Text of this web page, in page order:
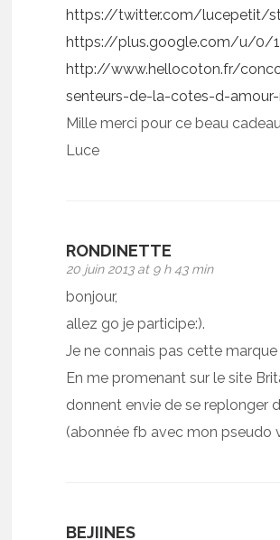
https://twitter.com/lucepetit/
https://plus.google.com/u/0/
http://www.hellocoton.fr/
senteurs-de-la-cotes-d-
Mille merci pour ce beau
Luce
RONDINETTE
20 juin 2013 at 9 h 43 min
bonjour,
allez go je participe:).
Je ne connais pas cette
En me promenant sur le site
donnent envie de se replonger
(abonnée fb avec mon pseudo
BEJIINES